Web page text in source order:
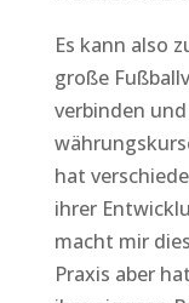
Es kann also
große
verbinden
hat
ihrer
macht mir
Praxis aber